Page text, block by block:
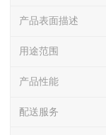
产品表面描述
用途范围
产品性能
配送服务